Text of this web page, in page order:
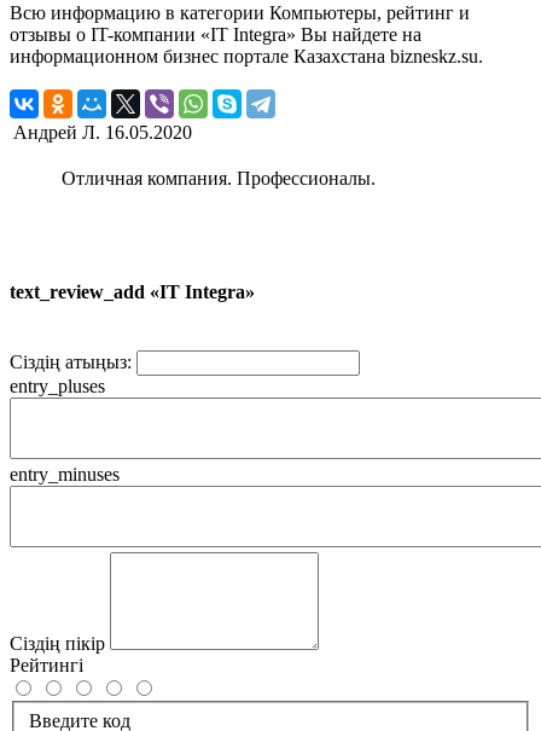
Всю информацию в категории Компьютеры, рейтинг и
отзывы о IT-компании «IT Integra» Вы найдете на
информационном бизнес портале Казахстана bizneskz.su.
Андрей Л. 16.05.2020
Отличная компания. Профессионалы.
text_review_add «IT Integra»
Сіздің атыңыз:
entry_pluses
entry_minuses
Сіздің пікір
Рейтингі
Введите код